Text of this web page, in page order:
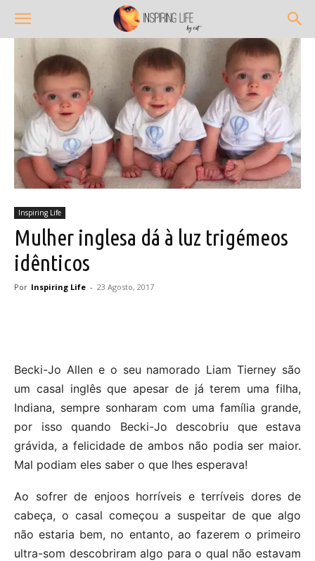
Inspiring Life
Mulher inglesa dá à luz trigémeos
idênticos
Por Inspiring Life - 23 Agosto, 2017
Becki-Jo Allen e o seu namorado Liam Tierney são
um casal inglês que apesar de já terem uma filha,
Indiana, sempre sonharam com uma família grande,
por isso quando Becki-Jo descobriu que estava
grávida, a felicidade de ambos não podia ser maior.
Mal podiam eles saber o que lhes esperava!
Ao sofrer de enjoos horríveis e terríveis dores de
cabeça, o casal começou a suspeitar de que algo
não estaria bem, no entanto, ao fazerem o primeiro
ultra-som descobriram algo para o qual não estavam